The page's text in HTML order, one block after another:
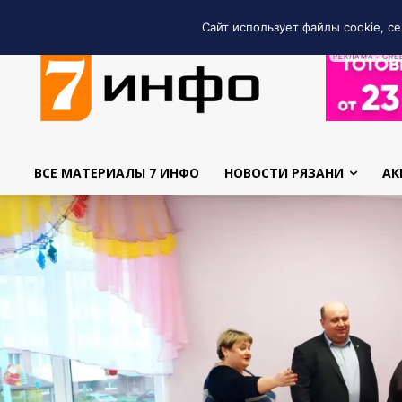
РЕКЛАМА •
ВСЕ МАТЕРИАЛЫ 7 ИНФО НОВОСТИ РЯЗАНИ
Сайт использует файлы cookie,